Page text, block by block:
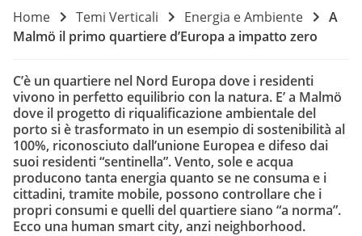
Home Temi Verticali Energia e Ambiente
A
Malmö il primo quartiere d’Europa a impatto zero
C’è un quartiere nel Nord Europa dove i residenti
vivono in perfetto equilibrio con la natura. E’ a Malmö
dove il progetto di riqualificazione ambientale del
porto si è trasformato in un esempio di sostenibilità al
100%, riconosciuto dall’unione Europea e difeso dai
suoi residenti “sentinella”. Vento, sole e acqua
producono tanta energia quanto se ne consuma e i
cittadini, tramite mobile, possono controllare che i
propri consumi e quelli del quartiere siano “a norma”.
Ecco una human smart city, anzi neighborhood.